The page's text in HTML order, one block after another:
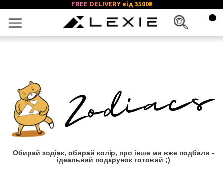
FREE DELIVERY від 3500₴
Обирай зодіак, обирай колір, про інше ми вже подбали -
ідеальний подарунок готовий ;)